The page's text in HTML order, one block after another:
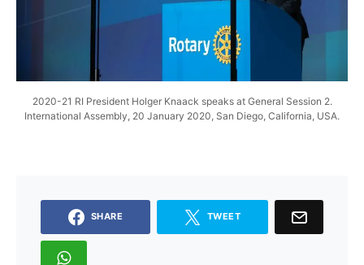
2020-21 RI President Holger Knaack speaks at General Session 2.
International Assembly, 20 January 2020, San Diego, California, USA.
SHARE TWEET